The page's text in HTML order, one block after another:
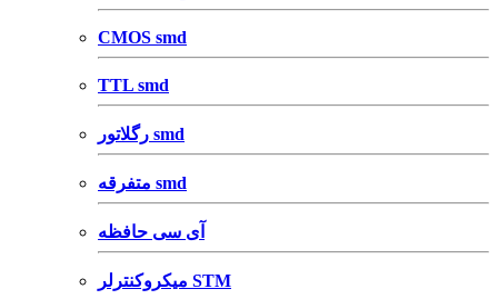
CMOS smd
TTL smd
رگلاتور smd
متفرقه smd
آی سی حافظه
میکروکنترلر STM